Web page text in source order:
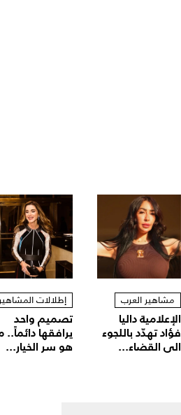
مشاهير العرب
الإعلامية داليا
فؤاد تهدّد باللجوء
الى القضاء...
إطلالات
تصميم واحد
يرافقها دائماً..
هو سر الخيار...